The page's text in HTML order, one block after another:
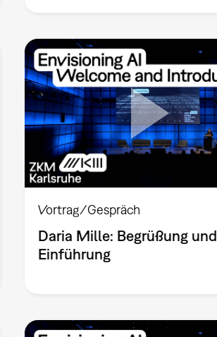
Vortrag/Gespräch
Daria Mille: Begrüßung und
Einführung